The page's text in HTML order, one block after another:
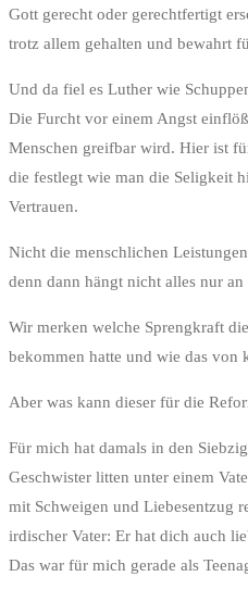
Gott gerecht oder gerechtfertigt
trotz allem gehalten und bewahrt
Und da fiel es Luther wie
Die Furcht vor einem Angst
Menschen greifbar wird. Hier ist
die festlegt wie man die Seligkeit
Vertrauen.
Nicht die menschlichen
denn dann hängt nicht alles nur
Wir merken welche Sprengkraft
bekommen hatte und wie das
Aber was kann dieser für die
Für mich hat damals in den
Geschwister litten unter einem
mit Schweigen und Liebesentzug
irdischer Vater: Er hat dich auch
Das war für mich gerade als